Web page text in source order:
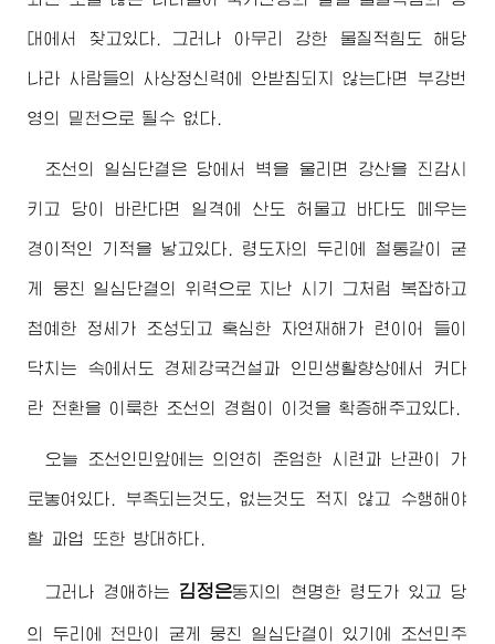
대에서 찾고있다. 그러나 아무리 강한 물질적힘도 해당
나라 사람들의 사상정신력에 안받침되지 않는다면 부강번
영의 밑천으로 될수 없다.
조선의 일심단결은 당에서 벽을 울리면 강산을 진감시
키고 당이 바란다면 일격에 산도 허물고 바다도 메우는
경이적인 기적을 낳고있다. 령도자의 두리에 철통같이 굳
게 뭉친 일심단결의 위력으로 지난 시기 그처럼 복잡하고
첨예한 정세가 조성되고 혹심한 자연재해가 련이어 들이
닥치는 속에서도 경제강국건설과 인민생활향상에서 커다
란 전환을 이룩한 조선의 경험이 이것을 확증해주고있다.
오늘 조선인민앞에는 의연히 준엄한 시련과 난관이 가
로놓여있다. 부족되는것도, 없는것도 적지 않고 수행해야
할 과업 또한 방대하다.
그러나 경애하는 김정은동지의 현명한 령도가 있고 당
의 두리에 천만이 굳게 뭉친 일심단결이 있기에 조선민주